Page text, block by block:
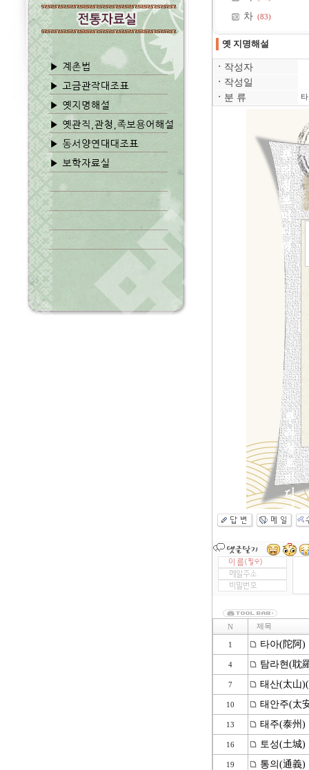
차 (83)
옛 지명해설
ㆍ 작성자
ㆍ 작성일
ㆍ 분 류 타
N 제목
1 타아(陀阿)
4 탐라현(耽
7 태산(太山
10 태안주(太
13 태주(泰州)
16 토성(土城)
19 통의(通義)